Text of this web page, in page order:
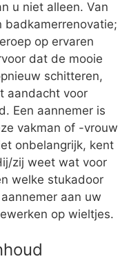
u niet alleen. Van
badkamerrenovatie;
op ervaren
dat de mooie
schitteren,
aandacht voor
Een aannemer is
vakman of -vrouw
onbelangrijk, kent
zij weet wat voor
welke stukadoor
aan uw
op wieltjes.